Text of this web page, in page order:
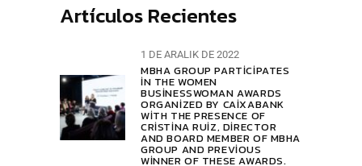
Artículos Recientes
1 DE ARALIK DE 2022
MBHA GROUP PARTICIPATES
IN THE WOMEN
BUSINESSWOMAN AWARDS
ORGANIZED BY CAIXABANK
WITH THE PRESENCE OF
CRISTINA RUIZ, DIRECTOR
AND BOARD MEMBER OF MBHA
GROUP AND PREVIOUS
WINNER OF THESE AWARDS.